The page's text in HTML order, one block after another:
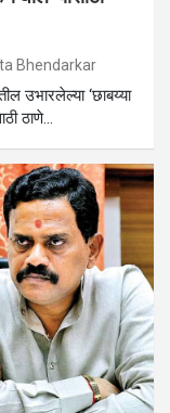
Bhendarkar
उभारलेल्या ‘छाबय्या
ठाणे…